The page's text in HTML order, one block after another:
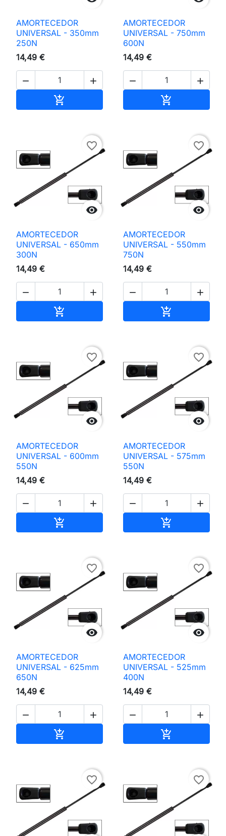
AMORTECEDOR
UNIVERSAL - 350mm
250N
14,49 €
 

AMORTECEDOR
UNIVERSAL - 750mm
600N
14,49 €
 


favorite_border
AMORTECEDOR
UNIVERSAL - 650mm
300N
14,49 €
 


favorite_border
AMORTECEDOR
UNIVERSAL - 550mm
750N
14,49 €
 


favorite_border
AMORTECEDOR
UNIVERSAL - 600mm
550N
14,49 €
 


favorite_border
AMORTECEDOR
UNIVERSAL - 575mm
550N
14,49 €
 


favorite_border
AMORTECEDOR
UNIVERSAL - 625mm
650N
14,49 €
 


favorite_border
AMORTECEDOR
UNIVERSAL - 525mm
400N
14,49 €
 

favorite_border favorite_border